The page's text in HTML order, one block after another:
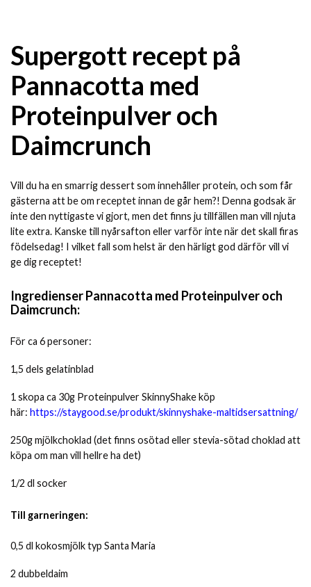
Supergott recept på
Pannacotta med
Proteinpulver och
Daimcrunch
Vill du ha en smarrig dessert som innehåller protein, och som får
gästerna att be om receptet innan de går hem?! Denna godsak är
inte den nyttigaste vi gjort, men det finns ju tillfällen man vill njuta
lite extra. Kanske till nyårsafton eller varför inte när det skall firas
födelsedag! I vilket fall som helst är den härligt god därför vill vi
ge dig receptet!
Ingredienser Pannacotta med Proteinpulver och
Daimcrunch:
För ca 6 personer:
1,5 dels gelatinblad
1 skopa ca 30g Proteinpulver SkinnyShake köp
här: https://staygood.se/produkt/skinnyshake-maltidsersattning/
250g mjölkchoklad (det finns osötad eller stevia-sötad choklad att
köpa om man vill hellre ha det)
1/2 dl socker
Till garneringen:
0,5 dl kokosmjölk typ Santa Maria
2 dubbeldaim